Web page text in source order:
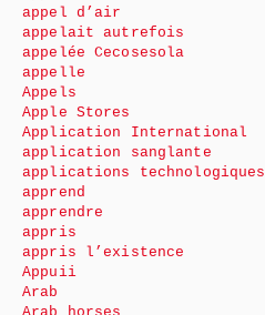
appel d’air
appelait autrefois
appelée Cecosesola
appelle
Appels
Apple Stores
Application International
application sanglante
applications technologiques
apprend
apprendre
appris
appris l’existence
Appuii
Arab